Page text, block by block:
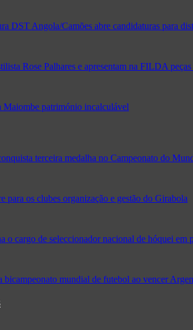
DST Angola/Camões abre candidaturas para
Rose Palhares e apresentam na FILDA
Maiombe património incalculável
terceira medalha no Campeonato do
para os clubes organização e gestão do Girabola
o cargo de seleccionador nacional de hóquei em
bicampeonato mundial de futebol ao vencer